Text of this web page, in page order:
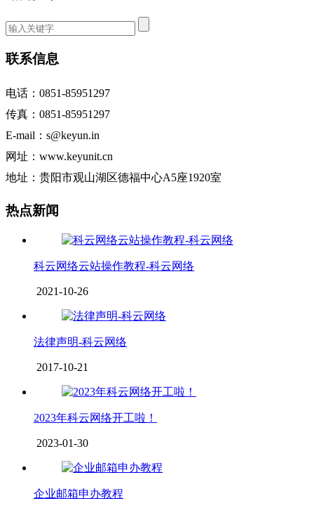
联系信息
电话：0851-85951297
传真：0851-85951297
E-mail：s@keyun.in
网址：www.keyunit.cn
地址：贵阳市观山湖区德福中心A5座1920室
热点新闻
科云网络云站操作教程-科云网络
2021-10-26
法律声明-科云网络
2017-10-21
2023年科云网络开工啦！
2023-01-30
企业邮箱申办教程